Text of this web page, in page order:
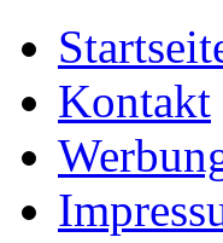
Kontakt